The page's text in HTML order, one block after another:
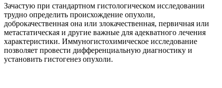
Зачастую при стандартном гистологическом исследовании
трудно определить происхождение опухоли,
доброкачественная она или злокачественная, первичная или
метастатическая и другие важные для адекватного лечения
характеристики. Иммуногистохимическое исследование
позволяет провести дифференциальную диагностику и
установить гистогенез опухоли.